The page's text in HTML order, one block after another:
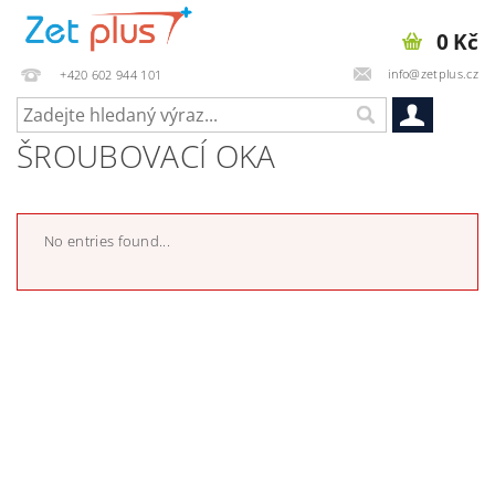
+420 602 944 101 info@zetplus.cz
0 Kč
ŠROUBOVACÍ OKA
No entries found...